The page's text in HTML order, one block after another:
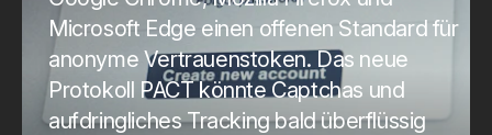
Microsoft Edge einen offenen Standard für
anonyme Vertrauenstoken. Das neue
Protokoll PACT könnte Captchas und
aufdringliches Tracking bald überflüssig